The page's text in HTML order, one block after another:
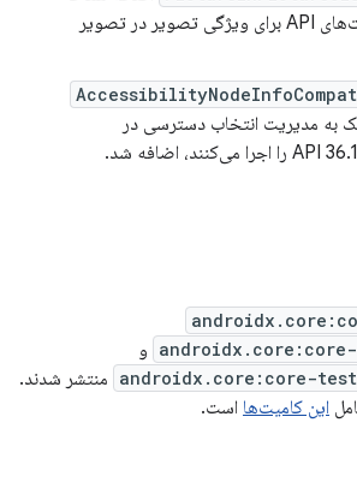
به مدیریت تفاوت‌های API برای ویژگی تصویر در تصویر
مدیریت انتخاب دسترسی در
و
androidx.core:core- منتشر شدند.
این کامیت‌هااست.